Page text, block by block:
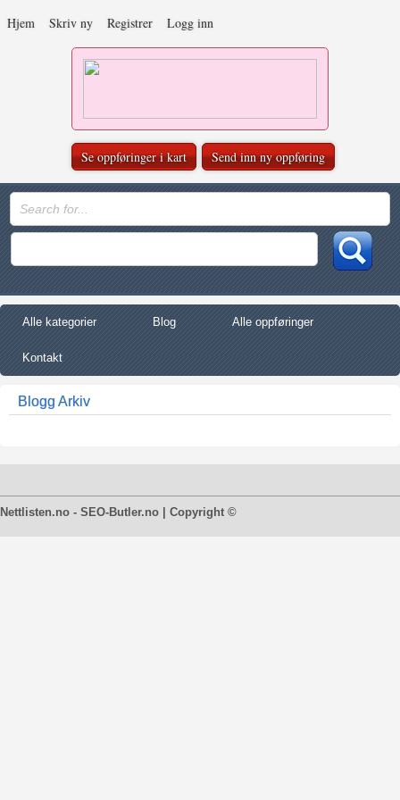
Hjem Skriv ny Registrer Logg inn
Se oppføringer i kart Send inn ny oppføring
Alle kategorier Blog Alle oppføringer
Kontakt
Blogg Arkiv
Nettlisten.no - SEO-Butler.no | Copyright ©